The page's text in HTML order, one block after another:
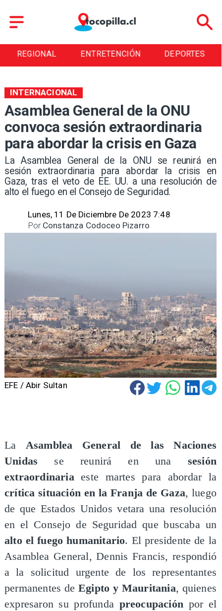
ENTRETENCIÓN DEPORTES CULTURA
Asamblea General de la ONU
convoca sesión extraordinaria
para abordar la crisis en Gaza
La Asamblea General de la ONU se reunirá en
sesión extraordinaria para abordar la crisis en
Gaza, tras el veto de EE. UU. a una resolución de
alto el fuego en el Consejo de Seguridad.
INTERNACIONAL
Lunes, 11 De Diciembre De 2023 7:48
Constanza Codoceo Pizarro
Por
EFE / Abir Sultan
​La Asamblea General de las Naciones
Unidas se reunirá en una sesión
extraordinariaeste martes para abordar la
crítica situación en la Franja de Gaza, luego
de que Estados Unidos vetara una resolución
en el Consejo de Seguridad que buscaba un
alto el fuego humanitario. El presidente de la
Asamblea General, Dennis Francis, respondió
a la solicitud urgente de los representantes
permanentes de Egipto y Mauritania, quienes
expresaron su profunda preocupaciónpor el